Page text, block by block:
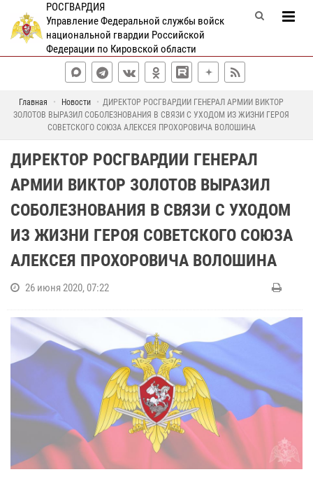
РОСГВАРДИЯ
Управление Федеральной службы войск
национальной гвардии Российской
Федерации по Кировской области
Главная Новости
ДИРЕКТОР РОСГВАРДИИ ГЕНЕРАЛ АРМИИ ВИКТОР
ЗОЛОТОВ ВЫРАЗИЛ СОБОЛЕЗНОВАНИЯ В СВЯЗИ С УХОДОМ ИЗ ЖИЗНИ ГЕРОЯ
СОВЕТСКОГО СОЮЗА АЛЕКСЕЯ ПРОХОРОВИЧА ВОЛОШИНА
ДИРЕКТОР РОСГВАРДИИ ГЕНЕРАЛ
АРМИИ ВИКТОР ЗОЛОТОВ ВЫРАЗИЛ
СОБОЛЕЗНОВАНИЯ В СВЯЗИ С УХОДОМ
ИЗ ЖИЗНИ ГЕРОЯ СОВЕТСКОГО СОЮЗА
АЛЕКСЕЯ ПРОХОРОВИЧА ВОЛОШИНА
26 июня 2020, 07:22